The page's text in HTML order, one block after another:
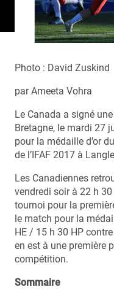
Photo : David Zuskind
par Ameeta Vohra
Le Canada a signé
Bretagne, le mardi 27
pour la médaille d’or
de l’IFAF 2017 à
Les Canadiennes
vendredi soir à 22 h
tournoi pour la
le match pour la
HE / 15 h 30 HP
en est à une première
compétition.
Sommaire